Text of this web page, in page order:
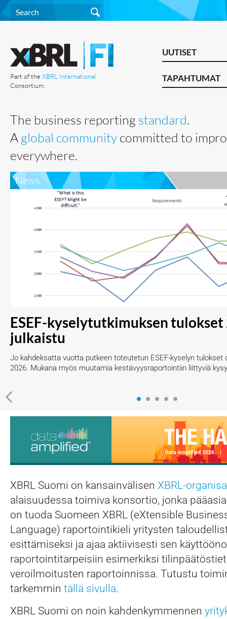
Part of the XBRL International
Consortium.
UUTISET
TAPAHTUMAT
The business reporting standard.
Aglobal communitycommitted to
everywhere.
News
ESEF-kyselytutkimuksen tulokset
julkaistu
Jo kahdeksatta vuotta putkeen toteutetun ESEF-kyselyn tulokset
2026. Mukana myös muutamia kestävyysraportointiin liittyviä
XBRL Suomi on kansainvälisen XBRL-
alaisuudessa toimiva konsortio, jonka
on tuoda Suomeen XBRL (eXtensible
Language) raportointikieli yritysten
esittämiseksi ja ajaa aktiivisesti sen
raportointitarpeisiin esimerkiksi
veroilmoitusten raportoinnissa. Tutustu
tarkemmin tällä sivulla.
XBRL Suomi on noin kahdenkymmennen